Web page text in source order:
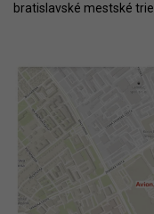
bratislavské mestské